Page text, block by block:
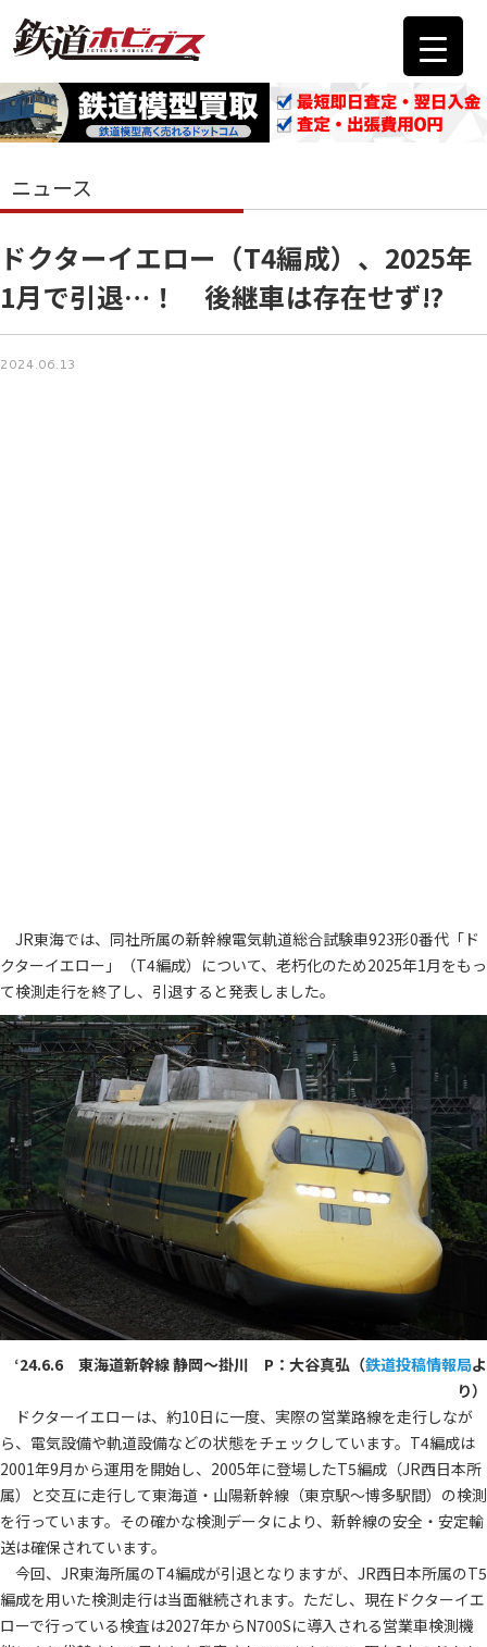
ニュース
ドクターイエロー（T4編成）、2025年
1月で引退…！ 後継車は存在せず⁉
2024.06.13
JR東海では、同社所属の新幹線電気軌道総合試験車923形0番代「ド
クターイエロー」（T4編成）について、老朽化のため2025年1月をもっ
て検測走行を終了し、引退すると発表しました。
‘24.6.6 東海道新幹線 静岡～掛川 P：大谷真弘（鉄道投稿情報局よ
り）
ドクターイエローは、約10日に一度、実際の営業路線を走行しなが
ら、電気設備や軌道設備などの状態をチェックしています。T4編成は
2001年9月から運用を開始し、2005年に登場したT5編成（JR西日本所
属）と交互に走行して東海道・山陽新幹線（東京駅～博多駅間）の検測
を行っています。その確かな検測データにより、新幹線の安全・安定輸
送は確保されています。
今回、JR東海所属のT4編成が引退となりますが、JR西日本所属のT5
編成を用いた検測走行は当面継続されます。ただし、現在ドクターイエ
ローで行っている検査は2027年からN700Sに導入される営業車検測機